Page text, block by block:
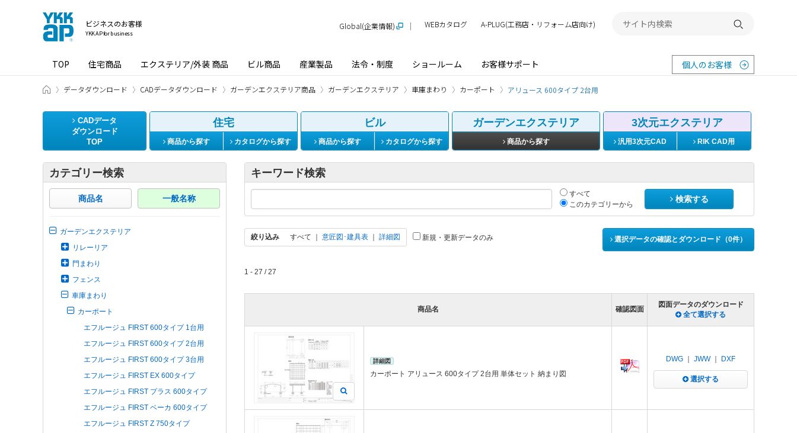
ビジネスのお客様
YKK AP for business
TOP 住宅商品 エクステリア/外装 商品 ビル商品 産業製品 法令・制度 ショールーム お客様サポート 個人のお客様
Global(企業情報) WEBカタログ A-PLUG(工務店・リフォーム店向け) 検索する
ビジネスのお客様 HOME
データダウンロード CADデータダウンロード ガーデンエクステリア商品 ガーデンエクステリア 車庫まわり カーポート アリュース 600タイプ 2台用
CADデータ
ダウンロード
TOP
住宅
商品から探す カタログから探す
ビル
商品から探す カタログから探す
ガーデンエクステリア
商品から探す
3次元エクステリア
汎用3次元CAD RIK CAD用
カテゴリー検索
商品名 一般名称
ガーデンエクステリア
リレーリア
門まわり
フェンス
車庫まわり
カーポート
エフルージュ FIRST 600タイプ 1台用
エフルージュ FIRST 600タイプ 2台用
エフルージュ FIRST 600タイプ 3台用
エフルージュ FIRST EX 600タイプ
エフルージュ FIRST プラス 600タイプ
エフルージュ FIRST ベーカ 600タイプ
エフルージュ FIRST Z 750タイプ
キーワード検索
すべて
このカテゴリーから
検索する
絞り込み すべて 意匠図･建具表 詳細図 新規・更新データのみ 選択データの確認とダウンロード（0件）
1 - 27 / 27
商品名 確認図面
図面データのダウンロード
全て選択する
詳細図
カーポート アリュース 600タイプ 2台用 単体セット 納まり図
DWG JWW｜ DXF
選択する